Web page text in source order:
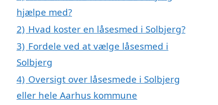
hjælpe med?
2) Hvad koster en låsesmed i Solbjerg?
3) Fordele ved at vælge låsesmed i
Solbjerg
4) Oversigt over låsesmede i Solbjerg
eller hele Aarhus kommune